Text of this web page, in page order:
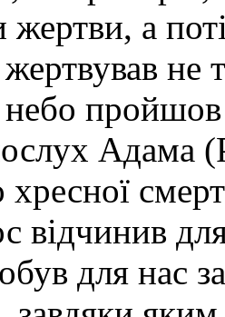
жертви, а
не
небо
Адама
відчинив
для нас